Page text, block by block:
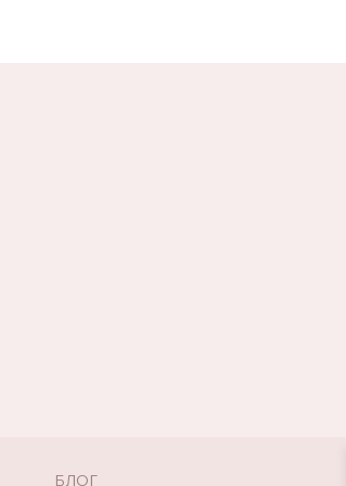
БЛОГ